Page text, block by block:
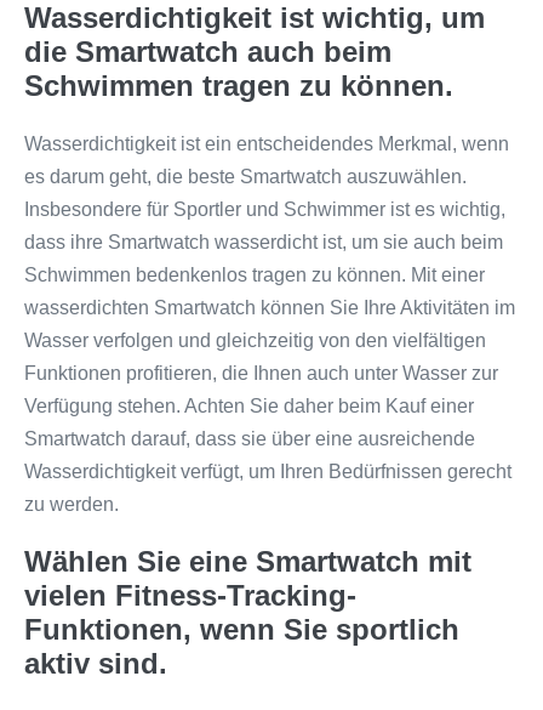
Wasserdichtigkeit ist wichtig, um
die Smartwatch auch beim
Schwimmen tragen zu können.
Wasserdichtigkeit ist ein entscheidendes Merkmal, wenn
es darum geht, die beste Smartwatch auszuwählen.
Insbesondere für Sportler und Schwimmer ist es wichtig,
dass ihre Smartwatch wasserdicht ist, um sie auch beim
Schwimmen bedenkenlos tragen zu können. Mit einer
wasserdichten Smartwatch können Sie Ihre Aktivitäten im
Wasser verfolgen und gleichzeitig von den vielfältigen
Funktionen profitieren, die Ihnen auch unter Wasser zur
Verfügung stehen. Achten Sie daher beim Kauf einer
Smartwatch darauf, dass sie über eine ausreichende
Wasserdichtigkeit verfügt, um Ihren Bedürfnissen gerecht
zu werden.
Wählen Sie eine Smartwatch mit
vielen Fitness-Tracking-
Funktionen, wenn Sie sportlich
aktiv sind.